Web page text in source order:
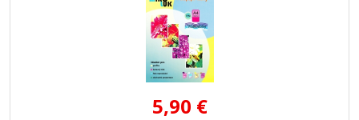
5,90 €